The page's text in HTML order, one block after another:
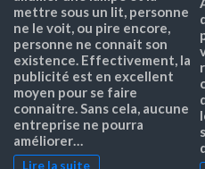
mettre sous un lit, personne
ne le voit, ou pire encore,
personne ne connait son
existence. Effectivement, la
publicité est en excellent
moyen pour se faire
connaitre. Sans cela, aucune
entreprise ne pourra
améliorer…
Lire la suite